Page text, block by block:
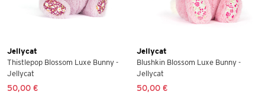
Jellycat
Thistlepop Blossom Luxe Bunny -
Jellycat
50,00 €
Jellycat
Blushkin Blossom Luxe Bunny -
Jellycat
50,00 €